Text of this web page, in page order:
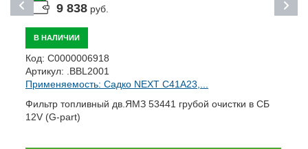
9 838руб.
В НАЛИЧИИ
Код: С0000006918
Артикул:
.BBL2001
Применяемость: Садко NEXT C41A23,...
Фильтр топливный дв.ЯМЗ 53441 грубой очистки в СБ
12V (G-part)